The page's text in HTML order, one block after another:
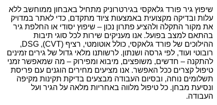
שיפוץ גיר פורד גלאקסי בגירטרוניק מתחיל באבחון ממוחשב ללא
עלות ובדיקה מקצועית באמצעות ציוד מתקדם, כדי לאתר במדויק
את מקור התקלה ולהציע פתרון נכון – שיפוץ יסודי או החלפת גיר
בהתאם למצב בפועל. אנו מעניקים שירות לכל סוגי תיבות
ההילוכים של פורד גלאקסי, כולל אוטומטי, רציף (CVT), DSG,
רובוטי ועוד, לפי גרסה ושנתון. לרשותנו מלאי גדול של גירים זמינים
להתקנה – חדשים, משופצים, מיבוא ומפירוק – מה שמאפשר זמני
טיפול קצרים ככל האפשר. אנו מציעים מחירים הוגנים עם פריסת
תשלומים נוחה, ובסיום העבודה מבצעים בדיקת תקינות מקיפה
ונסיעת מבחן. כל טיפול מלווה באחריות מלאה על הגיר ועל
העבודה.